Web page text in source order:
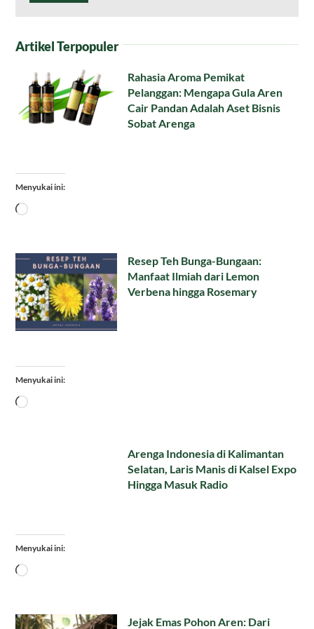
Artikel Terpopuler
Rahasia Aroma Pemikat
Pelanggan: Mengapa Gula Aren
Cair Pandan Adalah Aset Bisnis
Sobat Arenga
Menyukai ini:
Memuat...
Resep Teh Bunga-Bungaan:
Manfaat Ilmiah dari Lemon
Verbena hingga Rosemary
Menyukai ini:
Memuat...
Arenga Indonesia di Kalimantan
Selatan, Laris Manis di Kalsel Expo
Hingga Masuk Radio
Menyukai ini:
Memuat...
Jejak Emas Pohon Aren: Dari